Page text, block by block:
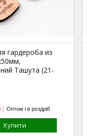
гардероба из
Ташута (21-
Оптом і в роздріб
Купити